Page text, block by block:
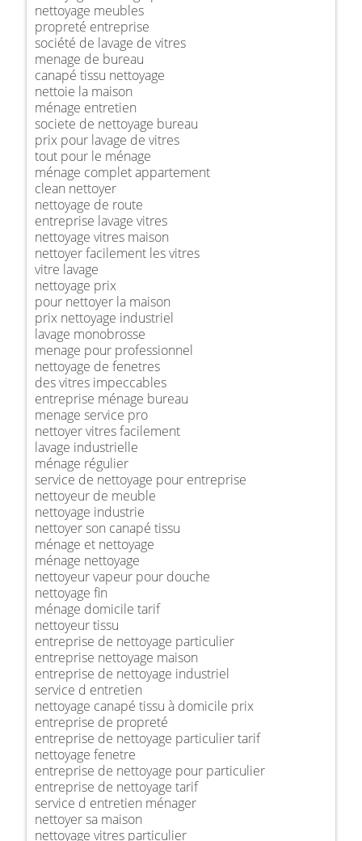
nettoyage meubles
propreté entreprise
société de lavage de vitres
menage de bureau
canapé tissu nettoyage
nettoie la maison
ménage entretien
societe de nettoyage bureau
prix pour lavage de vitres
tout pour le ménage
ménage complet appartement
clean nettoyer
nettoyage de route
entreprise lavage vitres
nettoyage vitres maison
nettoyer facilement les vitres
vitre lavage
nettoyage prix
pour nettoyer la maison
prix nettoyage industriel
lavage monobrosse
menage pour professionnel
nettoyage de fenetres
des vitres impeccables
entreprise ménage bureau
menage service pro
nettoyer vitres facilement
lavage industrielle
ménage régulier
service de nettoyage pour entreprise
nettoyeur de meuble
nettoyage industrie
nettoyer son canapé tissu
ménage et nettoyage
ménage nettoyage
nettoyeur vapeur pour douche
nettoyage fin
ménage domicile tarif
nettoyeur tissu
entreprise de nettoyage particulier
entreprise nettoyage maison
entreprise de nettoyage industriel
service d entretien
nettoyage canapé tissu à domicile prix
entreprise de propreté
entreprise de nettoyage particulier tarif
nettoyage fenetre
entreprise de nettoyage pour particulier
entreprise de nettoyage tarif
service d entretien ménager
nettoyer sa maison
nettoyage vitres particulier